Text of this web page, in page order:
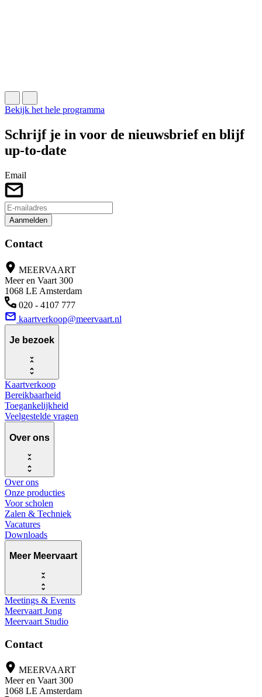
Bekijk het hele programma
Schrijf je in voor de nieuwsbrief en blijf
up-to-date
Email
Aanmelden
Contact
MEERVAART
Meer en Vaart 300
1068 LE Amsterdam
020 - 4107 777
kaartverkoop@meervaart.nl
Je bezoek
Kaartverkoop
Bereikbaarheid
Toegankelijkheid
Veelgestelde vragen
Over ons
Over ons
Onze producties
Voor scholen
Zalen & Techniek
Vacatures
Downloads
Meer Meervaart
Meetings & Events
Meervaart Jong
Meervaart Studio
Contact
MEERVAART
Meer en Vaart 300
1068 LE Amsterdam